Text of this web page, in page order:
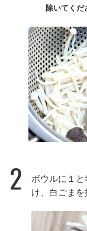
除いてくだ
2
ボウルに１
け、白ごまを